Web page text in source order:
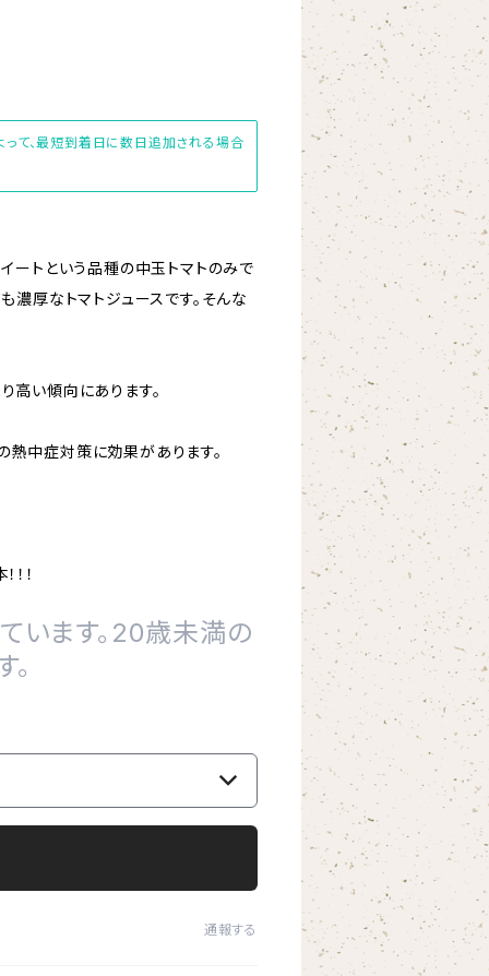
て、最短到着日に数日追加される場合
ートという品種の中玉トマトのみで
濃厚なトマトジュースです。そんな
高い傾向にあります。
中症対策に効果があります。
！
います。20歳未満の
通報する